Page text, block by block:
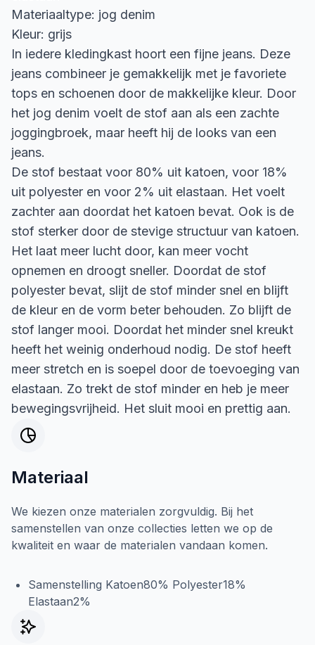
Materiaaltype: jog denim
Kleur: grijs
In iedere kledingkast hoort een fijne jeans. Deze
jeans combineer je gemakkelijk met je favoriete
tops en schoenen door de makkelijke kleur. Door
het jog denim voelt de stof aan als een zachte
joggingbroek, maar heeft hij de looks van een
jeans.
De stof bestaat voor 80% uit katoen, voor 18%
uit polyester en voor 2% uit elastaan. Het voelt
zachter aan doordat het katoen bevat. Ook is de
stof sterker door de stevige structuur van katoen.
Het laat meer lucht door, kan meer vocht
opnemen en droogt sneller. Doordat de stof
polyester bevat, slijt de stof minder snel en blijft
de kleur en de vorm beter behouden. Zo blijft de
stof langer mooi. Doordat het minder snel kreukt
heeft het weinig onderhoud nodig. De stof heeft
meer stretch en is soepel door de toevoeging van
elastaan. Zo trekt de stof minder en heb je meer
bewegingsvrijheid. Het sluit mooi en prettig aan.
Materiaal
We kiezen onze materialen zorgvuldig. Bij het
samenstellen van onze collecties letten we op de
kwaliteit en waar de materialen vandaan komen.
Samenstelling Katoen80% Polyester18%
Elastaan2%